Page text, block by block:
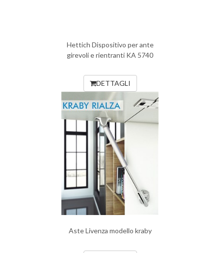
Hettich Dispositivo per ante
girevoli e rientranti KA 5740
DETTAGLI
Aste Livenza modello kraby